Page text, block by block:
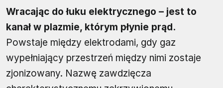
Wracając do łuku elektrycznego – jest to
kanał w plazmie, którym płynie prąd.
Powstaje między elektrodami, gdy gaz
wypełniający przestrzeń między nimi zostaje
zjonizowany. Nazwę zawdzięcza